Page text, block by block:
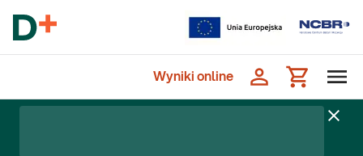
Wyniki online